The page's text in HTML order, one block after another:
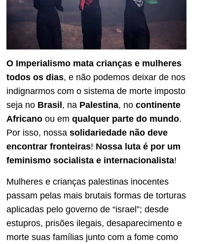
O Imperialismo mata crianças e mulheres
todos os dias, e não podemos deixar de nos
indignarmos com o sistema de morte imposto
seja no Brasil , na Palestina, no continente
Africano ou em qualquer parte do mundo.
Por isso, nossa solidariedade não deve
encontrar fronteiras! Nossa luta é por um
feminismo socialista e internacionalista!
Mulheres e crianças palestinas inocentes
passam pelas mais brutais formas de torturas
aplicadas pelo governo de “israel”; desde
estupros, prisões ilegais, desaparecimento e
morte suas famílias junto com a fome como